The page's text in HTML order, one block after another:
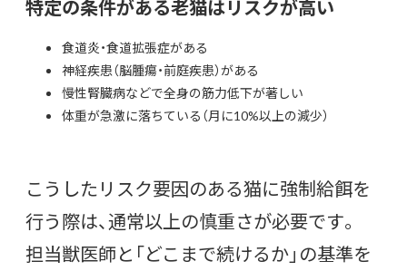
特定の条件がある老猫はリスクが高い
食道炎・食道拡張症がある
神経疾患（脳腫瘍・前庭疾患）がある
慢性腎臓病などで全身の筋力低下が著しい
体重が急激に落ちている（月に10%以上の減少）
こうしたリスク要因のある猫に強制給餌を
行う際は、通常以上の慎重さが必要です。
担当獣医師と「どこまで続けるか」の基準を